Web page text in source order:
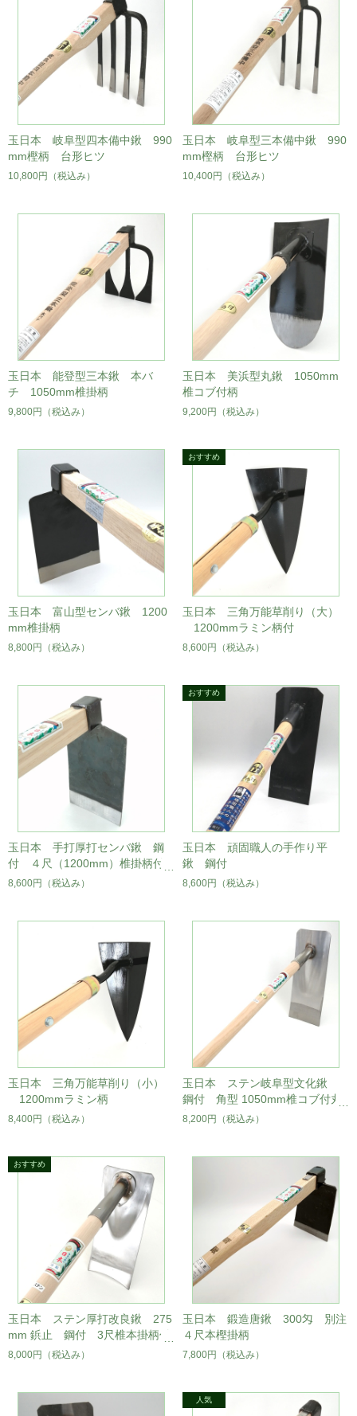
玉日本 岐阜型四本備中鍬 990
mm樫柄 台形ヒツ
10,800円 （税込み）
玉日本 岐阜型三本備中鍬 990
mm樫柄 台形ヒツ
10,400円 （税込み）
玉日本 能登型三本鍬 本バ
チ 1050mm椎掛柄
9,800円 （税込み）
玉日本 美浜型丸鍬 1050mm
椎コブ付柄
9,200円 （税込み）
玉日本 富山型センバ鍬 1200
mm椎掛柄
8,800円 （税込み）
玉日本 三角万能草削り（大）
1200mmラミン柄付
8,600円 （税込み）
玉日本 手打厚打センバ鍬 鋼
付 ４尺（1200mm）椎掛柄付
8,600円 （税込み）
玉日本 頑固職人の手作り平
鍬 鋼付
8,600円 （税込み）
玉日本 三角万能草削り（小）
1200mmラミン柄
8,400円 （税込み）
玉日本 ステン岐阜型文化鍬
鋼付 角型 1050mm椎コブ付丸
柄
8,200円 （税込み）
玉日本 ステン厚打改良鍬 275
mm 鋲止 鋼付 3尺椎本掛柄付
8,000円 （税込み）
玉日本 鍛造唐鍬 300匁 別注
４尺本樫掛柄
7,800円 （税込み）